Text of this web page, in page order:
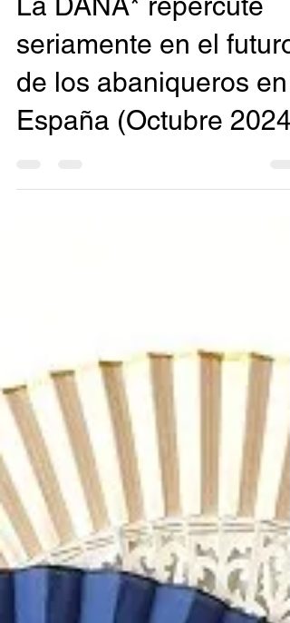
8 nov 2024
La DANA* repercute
seriamente en el futuro
de los abaniqueros en